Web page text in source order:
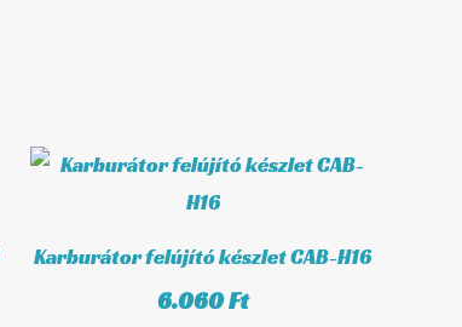
Karburátor felújító készlet CAB-H16
6.060Ft